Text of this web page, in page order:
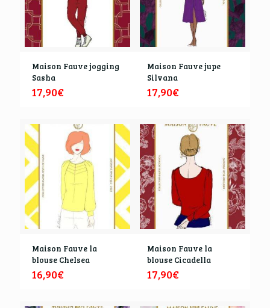
Maison Fauve jogging
Sasha
17,90€
Maison Fauve jupe
Silvana
17,90€
Maison Fauve la
blouse Chelsea
16,90€
Maison Fauve la
blouse Cicadella
17,90€